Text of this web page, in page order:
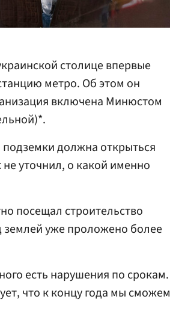
столице впервые
метро. Об этом он
включена Минюстом
должна открыться
уточнил, о какой именно
посещал строительство
землей уже проложено более
есть нарушения по срокам.
что к концу года мы сможем